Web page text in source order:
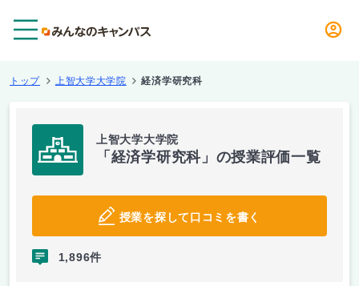
トップ 上智大学大学院 経済学研究科
上智大学大学院
「経済学研究科」の授業評価一覧
授業を探して口コミを書く
1,896件